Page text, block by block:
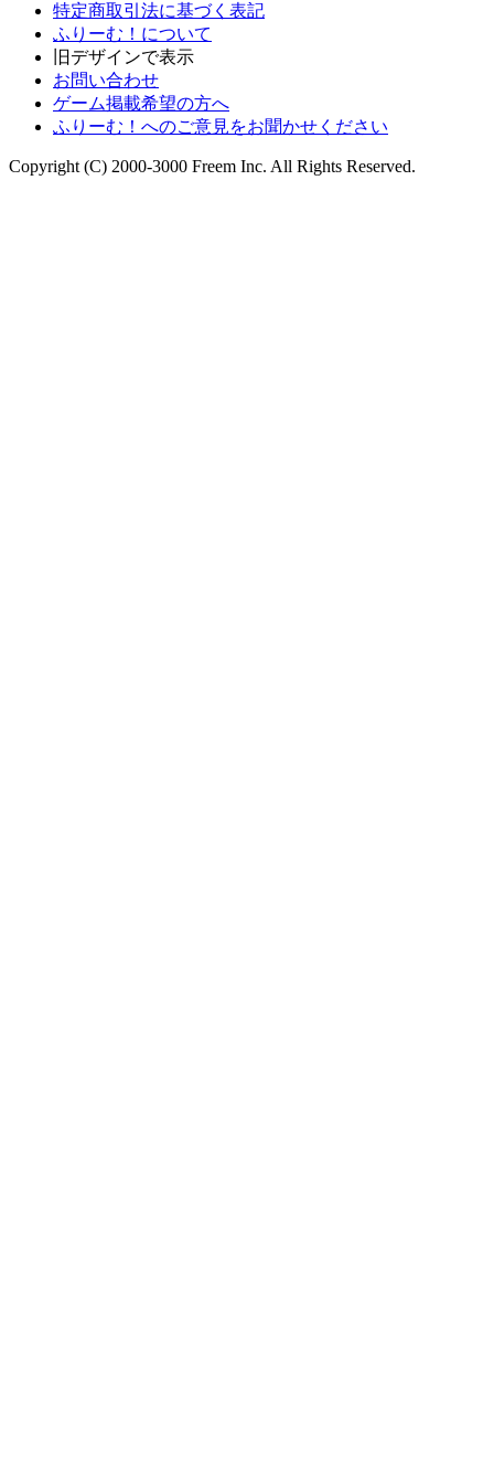
特定商取引法に基づく表記
ふりーむ！について
旧デザインで表示
お問い合わせ
ゲーム掲載希望の方へ
ふりーむ！へのご意見をお聞かせください
Copyright (C) 2000-3000 Freem Inc. All Rights Reserved.